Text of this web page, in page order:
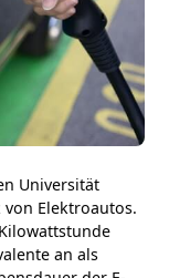
Universität
Elektroautos.
an als